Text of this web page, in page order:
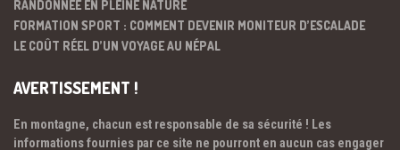
RANDONNÉE EN PLEINE NATURE
FORMATION SPORT : COMMENT DEVENIR MONITEUR D’ESCALADE
LE COÛT RÉEL D’UN VOYAGE AU NÉPAL
AVERTISSEMENT !
En montagne, chacun est responsable de sa sécurité ! Les
informations fournies par ce site ne pourront en aucun cas engager